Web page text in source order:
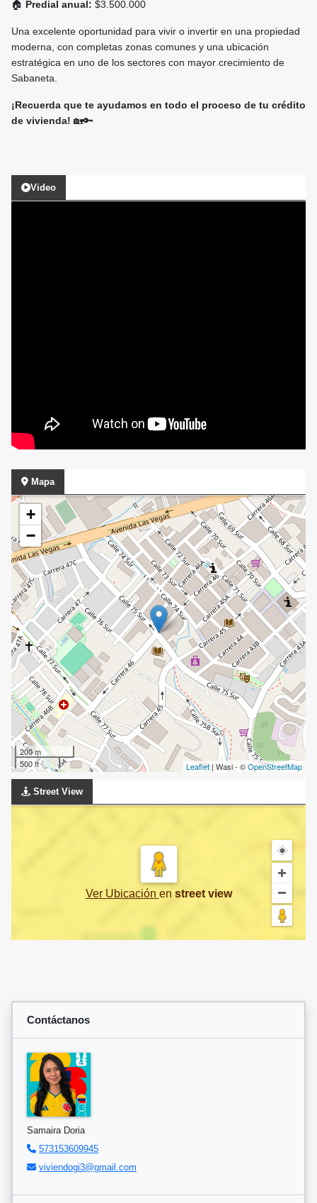
🏠 Predial anual: $3.500.000
Una excelente oportunidad para vivir o invertir en una propiedad
moderna, con completas zonas comunes y una ubicación
estratégica en uno de los sectores con mayor crecimiento de
Sabaneta.
¡Recuerda que te ayudamos en todo el proceso de tu crédito
de vivienda! 🏡🔑
Video
Mapa
+
−
200 m
500 ft
Leaflet | Wasi - ©OpenStreetMap
Street View
Ver Ubicación en street view
Contáctanos
Samaira Doria
573153609945
viviendogi3@gmail.com